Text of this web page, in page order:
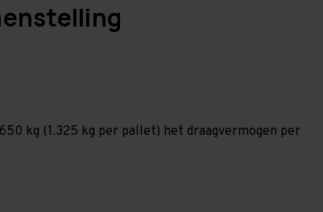
kg (1.325 kg per pallet) het draagvermogen per